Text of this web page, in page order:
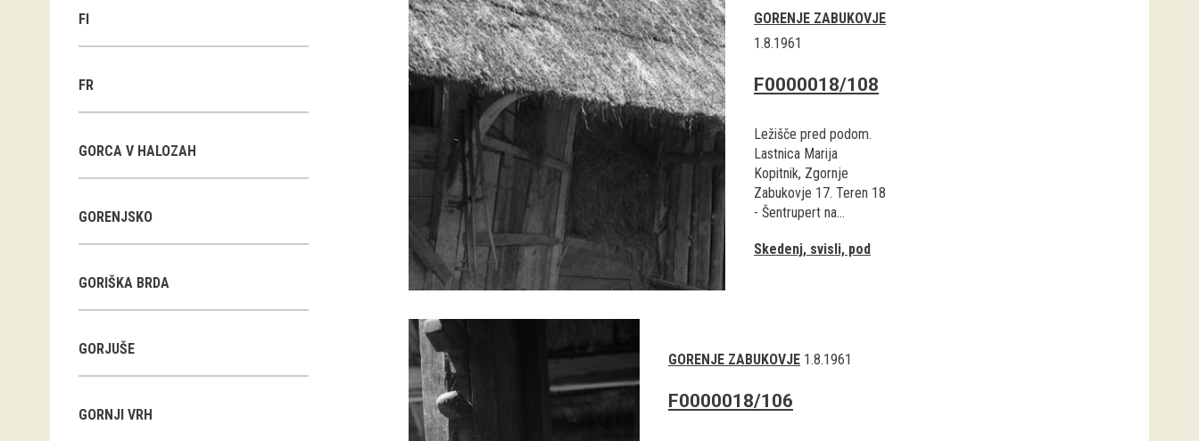
FI
FR
GORCA V HALOZAH
GORENJSKO
GORIŠKA BRDA
GORJUŠE
GORNJI VRH
GORENJE ZABUKOVJE
1.8.1961
F0000018/108
Ležišče pred podom.
Lastnica Marija
Kopitnik, Zgornje
Zabukovje 17. Teren 18
- Šentrupert na...
Skedenj, svisli, pod
GORENJE ZABUKOVJE 1.8.1961
F0000018/106